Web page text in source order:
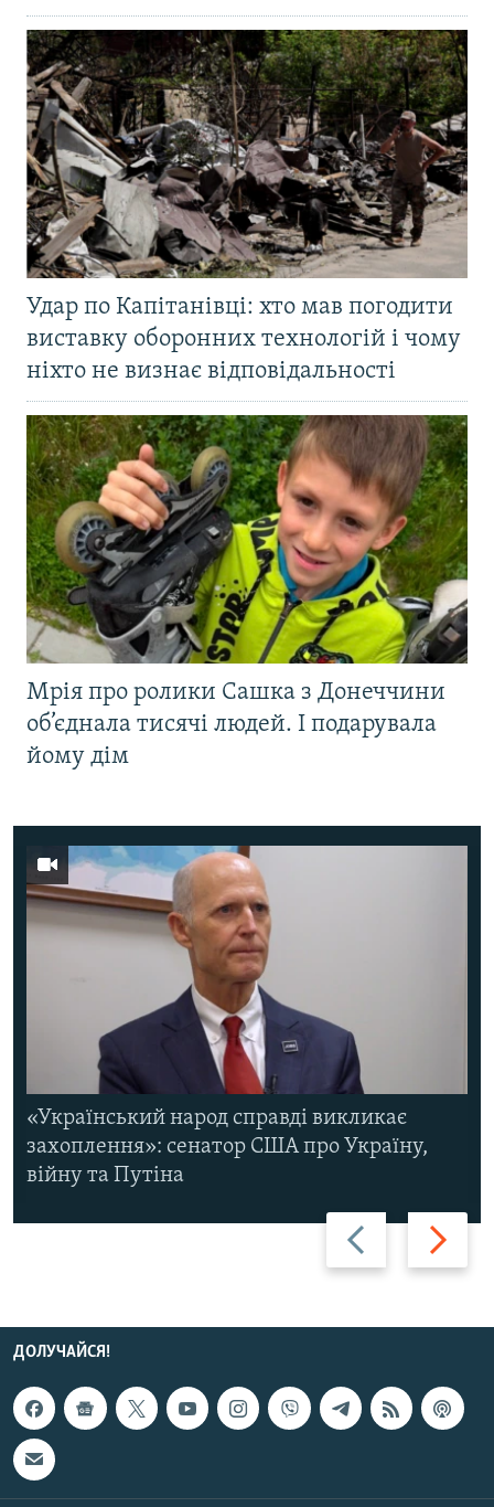
Удар по Капітанівці: хто мав погодити
виставку оборонних технологій і чому
ніхто не визнає відповідальності
Мрія про ролики Сашка з Донеччини
об’єднала тисячі людей. І подарувала
йому дім
Назад Вперед
«Український народ справді викликає
захоплення»: сенатор США про Україну,
війну та Путіна
ДОЛУЧАЙСЯ!